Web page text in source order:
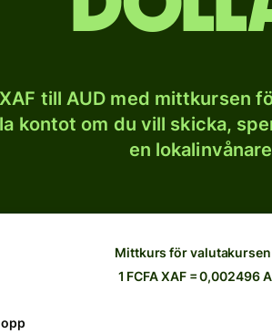
till AUD med mittkursen
kontot om du vill skicka,
en
Mittkurs för valutakursen
1 FCFA XAF = 0,002496